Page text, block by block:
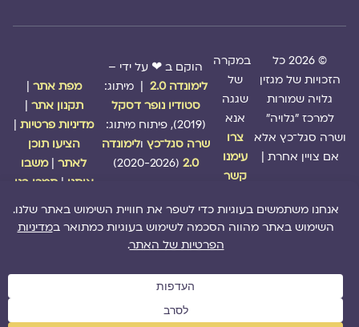
© 2026 כל
הזכויות של מגזין
גלויה שמורות
למרכז "גלויה"
ושרה סגל־כץ אלא
אם צויין אחרת |
במקרה
של
שגגה
אנא
צרו
עימנו
קשר
הוקם ב ❤ על ידי –
לימונדה 2.0
| מיתוג:
סטודיו נופר דסקל
שרה סגל־כץולימונדה
2.0
(2020-2026)
מפת אתר|
תקנון אתר|
מדיניות פרטיות|
הציעו תוכן
לאתר| משבו
אותנו| תמכו בנו